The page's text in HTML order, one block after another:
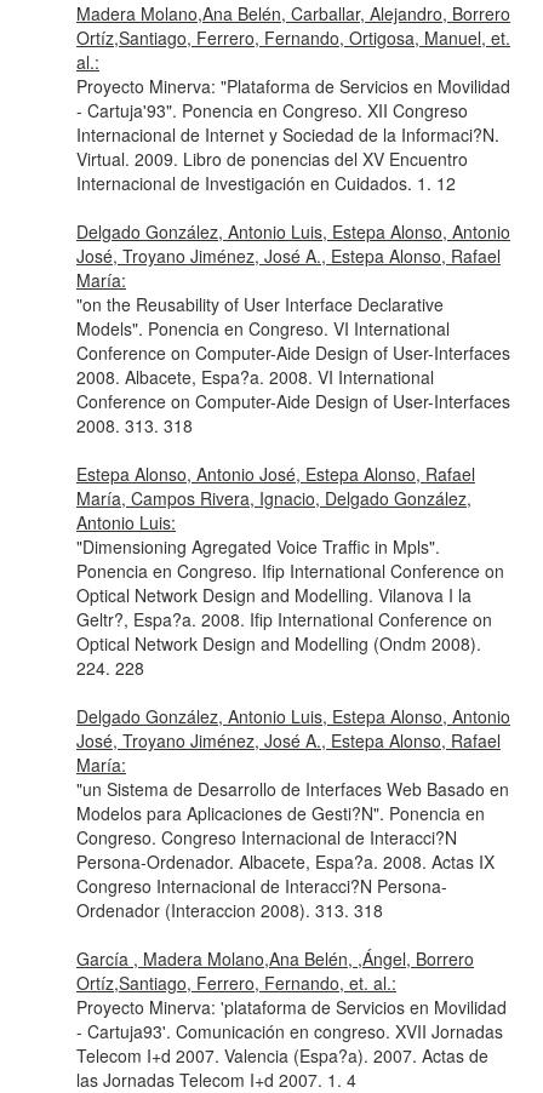
Madera Molano,Ana Belén, Carballar, Alejandro, Borrero
Ortíz,Santiago, Ferrero, Fernando, Ortigosa, Manuel, et.
al.:
Proyecto Minerva: "Plataforma de Servicios en Movilidad
- Cartuja'93". Ponencia en Congreso. XII Congreso
Internacional de Internet y Sociedad de la Informaci?N.
Virtual. 2009. Libro de ponencias del XV Encuentro
Internacional de Investigación en Cuidados. 1. 12
Delgado González, Antonio Luis, Estepa Alonso, Antonio
José, Troyano Jiménez, José A., Estepa Alonso, Rafael
María:
"on the Reusability of User Interface Declarative
Models". Ponencia en Congreso. VI International
Conference on Computer-Aide Design of User-Interfaces
2008. Albacete, Espa?a. 2008. VI International
Conference on Computer-Aide Design of User-Interfaces
2008. 313. 318
Estepa Alonso, Antonio José, Estepa Alonso, Rafael
María, Campos Rivera, Ignacio, Delgado González,
Antonio Luis:
"Dimensioning Agregated Voice Traffic in Mpls".
Ponencia en Congreso. Ifip International Conference on
Optical Network Design and Modelling. Vilanova I la
Geltr?, Espa?a. 2008. Ifip International Conference on
Optical Network Design and Modelling (Ondm 2008).
224. 228
Delgado González, Antonio Luis, Estepa Alonso, Antonio
José, Troyano Jiménez, José A., Estepa Alonso, Rafael
María:
"un Sistema de Desarrollo de Interfaces Web Basado en
Modelos para Aplicaciones de Gesti?N". Ponencia en
Congreso. Congreso Internacional de Interacci?N
Persona-Ordenador. Albacete, Espa?a. 2008. Actas IX
Congreso Internacional de Interacci?N Persona-
Ordenador (Interaccion 2008). 313. 318
García , Madera Molano,Ana Belén, ,Ángel, Borrero
Ortíz,Santiago, Ferrero, Fernando, et. al.:
Proyecto Minerva: 'plataforma de Servicios en Movilidad
- Cartuja93'. Comunicación en congreso. XVII Jornadas
Telecom I+d 2007. Valencia (Espa?a). 2007. Actas de
las Jornadas Telecom I+d 2007. 1. 4